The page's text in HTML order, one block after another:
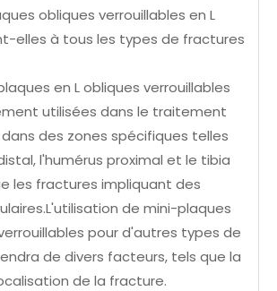
obliques verrouillables en L
elles à tous les types de fractures
en L obliques verrouillables
utilisées dans le traitement
des zones spécifiques telles
l'humérus proximal et le tibia
les fractures impliquant des
de mini-plaques
pour d'autres types de
de divers facteurs, tels que la
de la fracture.